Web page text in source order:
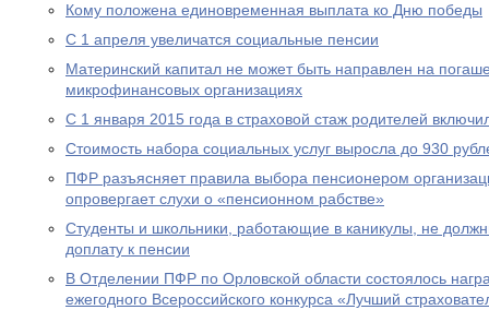
Кому положена единовременная выплата ко Дню победы
С 1 апреля увеличатся социальные пенсии
Материнский капитал не может быть направлен на
микрофинансовых организациях
С 1 января 2015 года в страховой стаж родителей
Стоимость набора социальных услуг выросла до 930
ПФР разъясняет правила выбора пенсионером
опровергает слухи о «пенсионном рабстве»
Студенты и школьники, работающие в каникулы, не
доплату к пенсии
В Отделении ПФР по Орловской области состоялось
ежегодного Всероссийского конкурса «Лучший